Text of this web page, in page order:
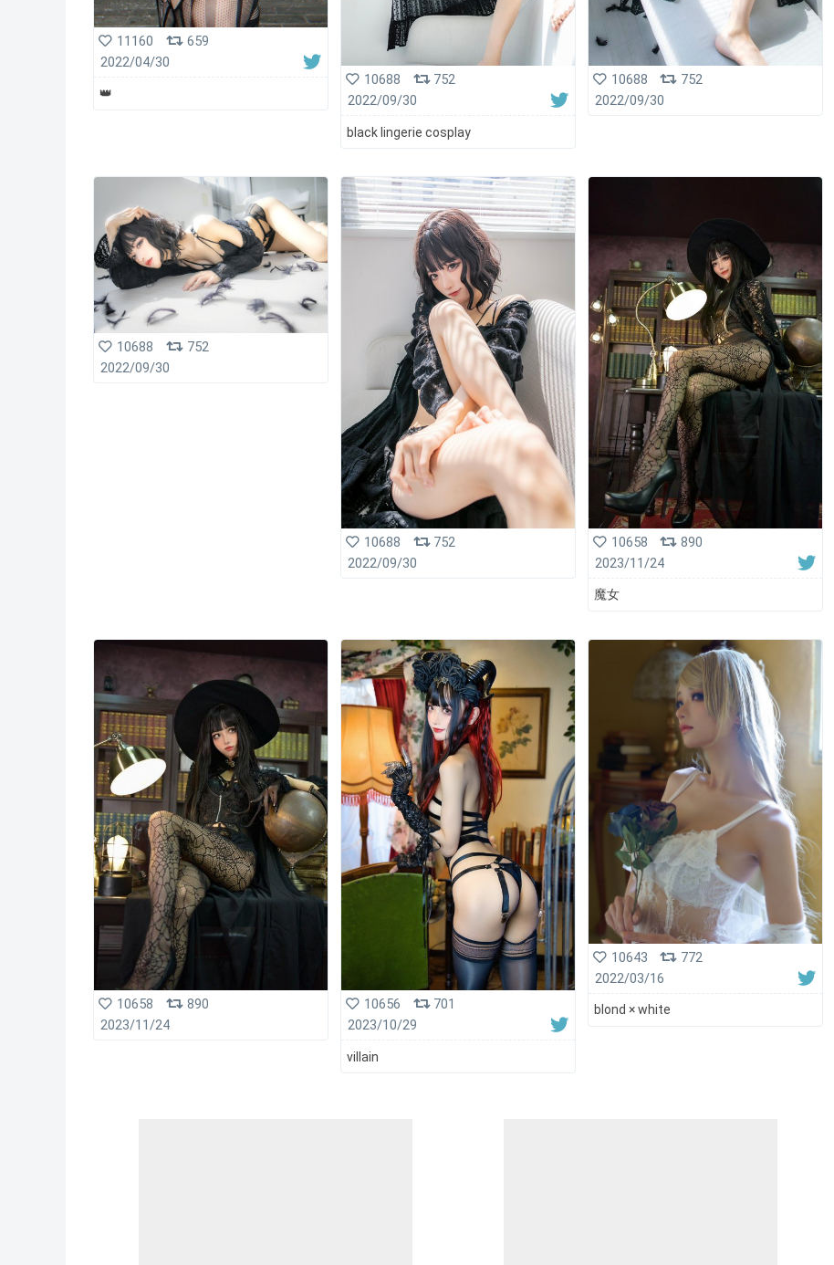
11160
659
2022/04/30
👑
10688
752
2022/09/30
black lingerie cosplay
10688
752
2022/09/30
10688
752
2022/09/30
10688
752
2022/09/30
10658
890
2023/11/24
魔女
10658
890
2023/11/24
10656
701
2023/10/29
villain
10643
772
2022/03/16
blond × white